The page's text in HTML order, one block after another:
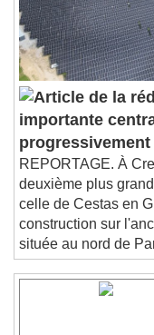
Subtitles
settings
Audio Track
Picture-in-
This is a
Beginning of
and close the
Text
Text
importante
REPORTAGE. À
deuxième plus
celle de Cestas en
construction sur
située au nord de